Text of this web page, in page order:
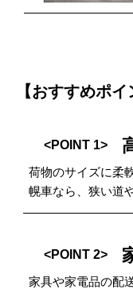
【おすすめポイ
<POINT 1>
荷物のサイズに柔
幌車なら、狭い道
<POINT 2>
家具や家電品の配